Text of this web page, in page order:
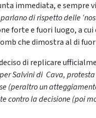
immediata, e sempre
di rispetto delle
forte e fuori luogo, a
che dimostra al di
di replicare
Salvini di Cava,
(peraltro un
contro la decisione (poi